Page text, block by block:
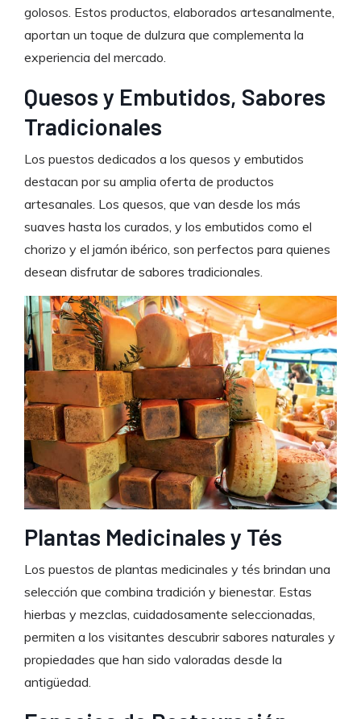
golosos. Estos productos, elaborados artesanalmente,
aportan un toque de dulzura que complementa la
experiencia del mercado.
Quesos y Embutidos, Sabores
Tradicionales
Los puestos dedicados a los quesos y embutidos
destacan por su amplia oferta de productos
artesanales. Los quesos, que van desde los más
suaves hasta los curados, y los embutidos como el
chorizo y el jamón ibérico, son perfectos para quienes
desean disfrutar de sabores tradicionales.
Plantas Medicinales y Tés
Los puestos de plantas medicinales y tés brindan una
selección que combina tradición y bienestar. Estas
hierbas y mezclas, cuidadosamente seleccionadas,
permiten a los visitantes descubrir sabores naturales y
propiedades que han sido valoradas desde la
antigüedad.